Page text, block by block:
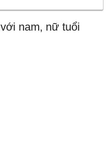
nam, nữ tuổi